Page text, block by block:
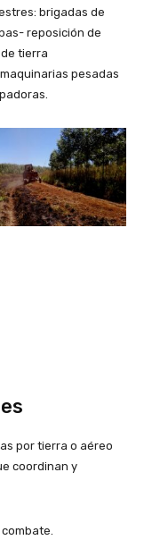
brigadas de
reposición de
tierra
pesadas
por tierra o aéreo
coordinan y